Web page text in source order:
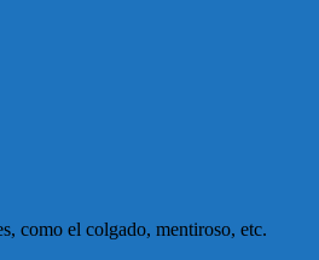
como el colgado, mentiroso, etc.